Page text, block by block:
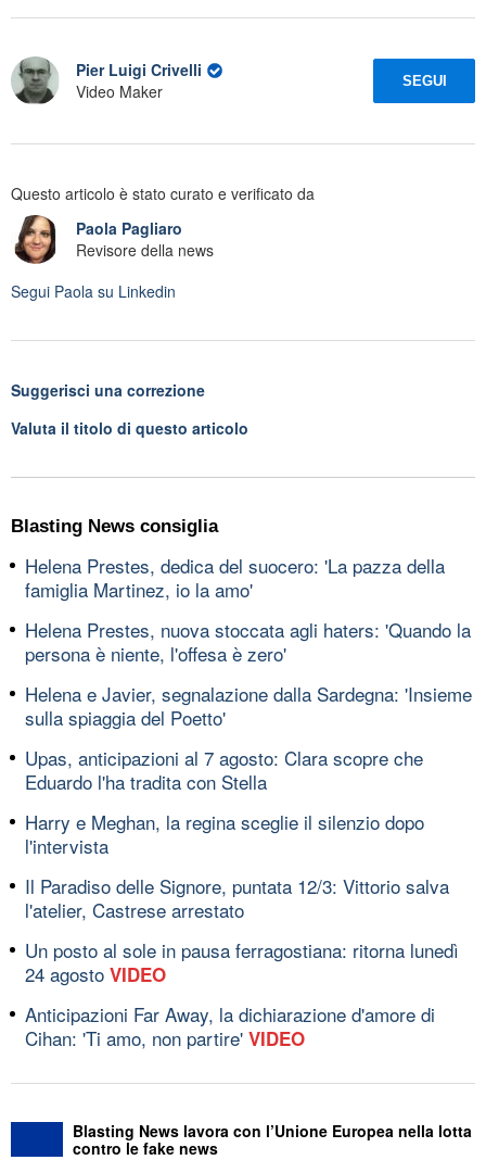
Pier Luigi Crivelli
Video Maker
SEGUI
Questo articolo è stato curato e verificato da
Paola Pagliaro
Revisore della news
Segui Paola su Linkedin
Suggerisci una correzione
Valuta il titolo di questo articolo
Blasting News consiglia
Helena Prestes, dedica del suocero: 'La pazza della
famiglia Martinez, io la amo'
Helena Prestes, nuova stoccata agli haters: 'Quando la
persona è niente, l'offesa è zero'
Helena e Javier, segnalazione dalla Sardegna: 'Insieme
sulla spiaggia del Poetto'
Upas, anticipazioni al 7 agosto: Clara scopre che
Eduardo l'ha tradita con Stella
Harry e Meghan, la regina sceglie il silenzio dopo
l'intervista
Il Paradiso delle Signore, puntata 12/3: Vittorio salva
l'atelier, Castrese arrestato
Un posto al sole in pausa ferragostiana: ritorna lunedì
24 agosto VIDEO
Anticipazioni Far Away, la dichiarazione d'amore di
Cihan: 'Ti amo, non partire' VIDEO
Blasting News lavora con l’Unione Europea nella lotta
contro le fake news